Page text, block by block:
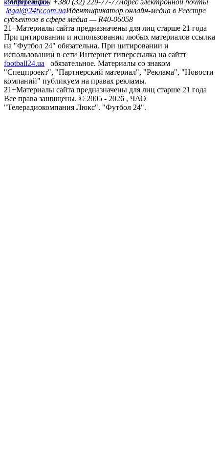
legal@24tv.com.uaИдентификатор онлайн-медиа в Реестре
субъектов в сфере медиа — R40-06058
21+Материалы сайта предназначены для лиц старше 21 года
При цитировании и использовании любых материалов ссылка
на "Футбол 24" обязательна. При цитировании и
использовании в сети Интернет гиперссылка на сайтт
football24.ua
обязательное. Материалы со знаком
"Спецпроект", "Партнерский материал", "Реклама", "Новости
компаний" публикуем на правах рекламы.
21+Материалы сайта предназначены для лиц старше 21 года
Все права защищены. © 2005 - 2026 , ЧАО
"Телерадиокомпания Люкс". "Футбол 24".